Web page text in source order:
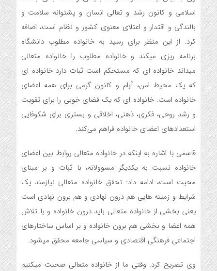
اسلامی و کانون رشد و تعالی انسان و پشتوانه سلامت و
بالندگی و اقتدار و اعتلای معنوی کشور و نظام است، اضافه
کرد: از این منظر برای رسید به خانواده مطلوب دانشگاه
برنامه ریزی میکند و خانواده مطلوب را خانواده متعالی
میداند خانواده ای که مستحکم است ثبات دارد خانواده ای
که یک محیط امن، آرام و کانون گرمی برای همه اعضای
خانواده است. خانواده ای که یک فضای خوبی را برای تقویت
و رشد روحی، فکری، ذهنی، اخلاقی و بستری برای شکوفایی
استعدادهای اعضای خانواده فراهم می‌کند.
قاسمی با اشاره به اینکه در خانواده متعالی روابط بین اعضای
خانواده نسبت به یکدیگر مسوولانه، با ثبات و بر مبنای
محبت است، ادامه داد: تحقق خانواده متعالی نیازمند یک
شرایط و زمینه هایی هم درون نهادی و هم برون نهادی است
یعنی بخشی از خانواده متعالی باید درون خانواده و با تلاش
همه اعضا و بخشی هم برون خانواده و بر اساس ساختارهای
اجتماعی فرهنگی اقتصادی و سیاسی جامعه محقق میشود.
وی تصریح کرد: وقتی ما از خانواده متعالی صحبت میکنیم